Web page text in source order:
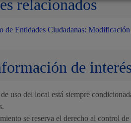
relacionados
de Entidades Ciudadanas: Modificación
de
uso del local está siempre
se reserva el derecho al control